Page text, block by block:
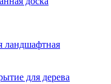
ландшафтная
для дерева